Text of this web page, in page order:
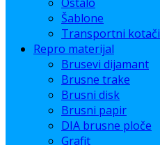
Šablone
Transportni kotači
Repro materijal
Brusevi dijamant
Brusne trake
Brusni disk
Brusni papir
DIA brusne ploče
Grafit